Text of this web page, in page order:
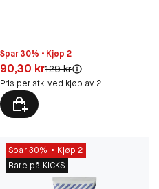
Spar 30% • Kjøp 2
Pris: 90,30 kr
90,30 krOriginal pris:
129 kr
Pris per stk. ved kjøp av 2
Spar 30%
Kjøp 2
Bare på KICKS